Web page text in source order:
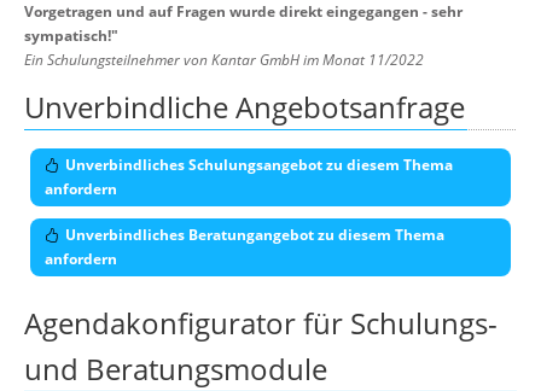
Vorgetragen und auf Fragen wurde direkt eingegangen - sehr
sympatisch!"
Ein Schulungsteilnehmer von Kantar GmbH im Monat 11/2022
Unverbindliche Angebotsanfrage
Unverbindliches Schulungsangebot zu diesem Thema
anfordern
Unverbindliches Beratungangebot zu diesem Thema
anfordern
Agendakonfigurator für Schulungs-
und Beratungsmodule